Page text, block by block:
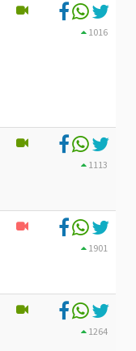
1016
1113
1901
1264